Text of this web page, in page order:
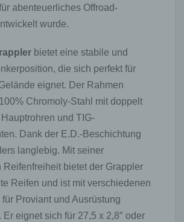
abenteuerliches Offroad-
wurde.
bietet eine stabile und
die sich perfekt für
eignet. Der Rahmen
Chromoly-Stahl mit doppelt
und TIG-
Dank der E.D.-Beschichtung
langlebig. Mit seiner
bietet der Grappler
Reifen und ist mit verschiedenen
für Proviant und Ausrüstung
Er eignet sich für 27,5 x 2,8″ oder